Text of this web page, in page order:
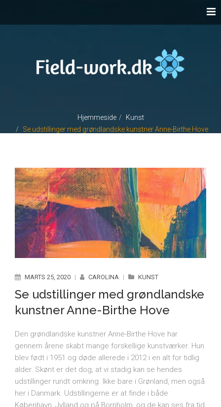
Hjemmeside
Kunst
Se udstillinger med grøndlandske kunstner Anne-Birthe Hove
MARTS 25, 2020 | CAROLINA | KUNST
Se udstillinger med grøndlandske
kunstner Anne-Birthe Hove
Den grøndlandske kunstner Anne-Birthe Hove har
gennem årene skabt mange forskellige kunstværker. Hun
blev født i 1951 og døde allerede i 2012 i en alt for tidlig
alder. Skønt er det dog, at vi stadig kan se hendes
udstillinger rundt omkring. Ikke bare i Grønland, men også
her i Danmark. Udstillingerne er at finde i både
København, Jylland og på Bornholm, og de kan ses fra tid